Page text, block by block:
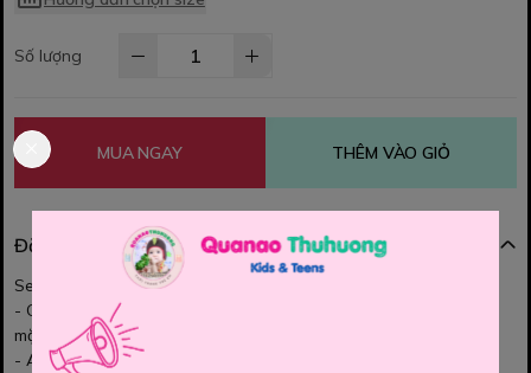
Số lượng
MUA NGAY THÊM VÀO GIỎ
Đặc điểm nổi bật
Set bộ váy kem Dịu Dàng - dễ thương cho ngày hè
- Chất liệu: Gió đũi cao cấp – mỏng nhẹ, rũ form, không nhăn,
mặc mát mẻ
- Áo 3 lổ bên trong, tạo sự kín đáo mà vẫn thoải mái